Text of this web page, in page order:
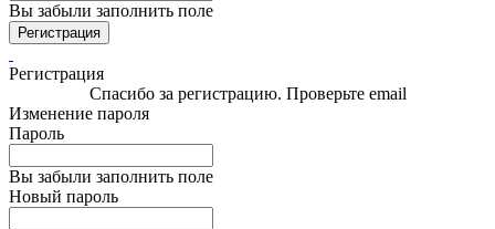
Вы забыли заполнить поле
Регистрация
Регистрация
Спасибо за регистрацию. Проверьте email
Изменение пароля
Пароль
Вы забыли заполнить поле
Новый пароль